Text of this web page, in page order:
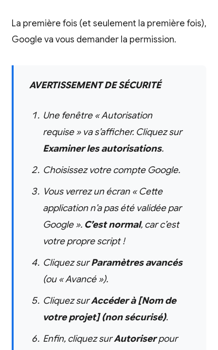
La première fois (et seulement la première fois),
Google va vous demander la permission.
AVERTISSEMENT DE SÉCURITÉ
Une fenêtre « Autorisation
requise » va s’afficher. Cliquez sur
Examiner les autorisations.
Choisissez votre compte Google.
Vous verrez un écran « Cette
application n’a pas été validée par
Google ». C’est normal, car c’est
votrepropre script !
Cliquez surParamètres avancés
(ou « Avancé »).
Cliquez surAccéder à [Nom de
votre projet] (non sécurisé).
Enfin, cliquez surAutoriserpour